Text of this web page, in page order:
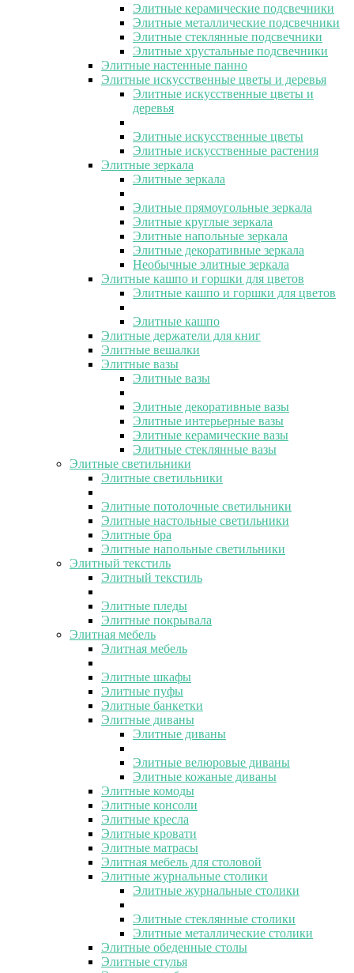
Элитные керамические подсвечники
Элитные металлические подсвечники
Элитные стеклянные подсвечники
Элитные хрустальные подсвечники
Элитные настенные панно
Элитные искусственные цветы и деревья
Элитные искусственные цветы и
деревья
Элитные искусственные цветы
Элитные искусственные растения
Элитные зеркала
Элитные зеркала
Элитные прямоугольные зеркала
Элитные круглые зеркала
Элитные напольные зеркала
Элитные декоративные зеркала
Необычные элитные зеркала
Элитные кашпо и горшки для цветов
Элитные кашпо и горшки для цветов
Элитные кашпо
Элитные держатели для книг
Элитные вешалки
Элитные вазы
Элитные вазы
Элитные декоративные вазы
Элитные интерьерные вазы
Элитные керамические вазы
Элитные стеклянные вазы
Элитные светильники
Элитные светильники
Элитные потолочные светильники
Элитные настольные светильники
Элитные бра
Элитные напольные светильники
Элитный текстиль
Элитный текстиль
Элитные пледы
Элитные покрывала
Элитная мебель
Элитная мебель
Элитные шкафы
Элитные пуфы
Элитные банкетки
Элитные диваны
Элитные диваны
Элитные велюровые диваны
Элитные кожаные диваны
Элитные комоды
Элитные консоли
Элитные кресла
Элитные кровати
Элитные матрасы
Элитная мебель для столовой
Элитные журнальные столики
Элитные журнальные столики
Элитные стеклянные столики
Элитные металлические столики
Элитные обеденные столы
Элитные стулья